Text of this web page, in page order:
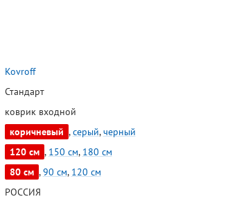
Зеркало на
подложке
1000мм*400мм,
ясень шимо
светлый
3 549
Цена за штуку
Зонт
Kovroff
Стандарт
коврик входной
коричневый ,серый,черный
120 см , 150 см, 180 см
80 см ,90 см, 120 см
РОССИЯ